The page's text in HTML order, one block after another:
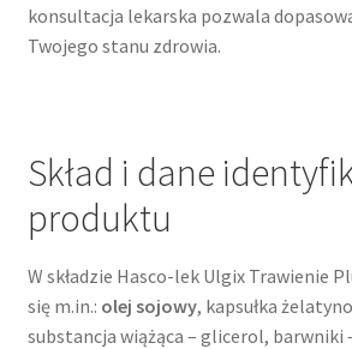
konsultacja lekarska pozwala
Twojego stanu zdrowia.
Skład i dane
produktu
W składzie Hasco-lek Ulgix Trawienie
się m.in.: olej sojowy, kapsułka
substancja wiążąca – glicerol,